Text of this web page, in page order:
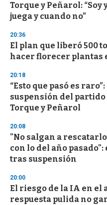
Torque y Peñarol: “Soy
juega y cuando no”
20:36
El plan que liberó 500
hacer florecer plantas
20:18
“Esto que pasó es
suspensión del
Torque y Peñarol
20:08
"No salgan a
con lo del año
tras suspensión
20:00
El riesgo de la IA en el
respuesta pulida no